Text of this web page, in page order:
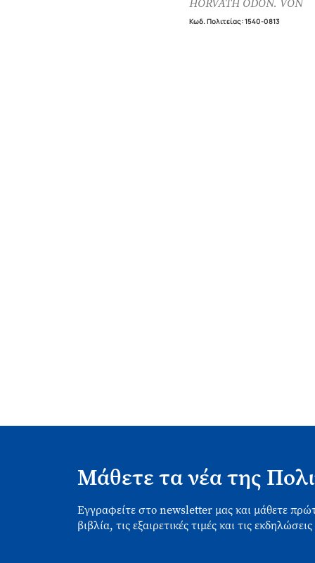
HORVATH ODON. VON
Κωδ. Πολιτείας:1540-0813
Μάθετε τα νέα της
Εγγραφείτε στο newsletter μας και μάθετε
βιβλία, τις εξαιρετικές τιμές και τις